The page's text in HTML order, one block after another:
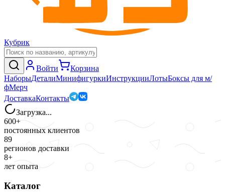
Кубрик
Войти
Корзина
НаборыДеталиМинифигуркиИнструкцииЛотыБоксы для м/
фМерч
ДоставкаКонтакты
Загрузка...
600+
постоянных клиентов
89
регионов доставки
8+
лет опыта
Каталог